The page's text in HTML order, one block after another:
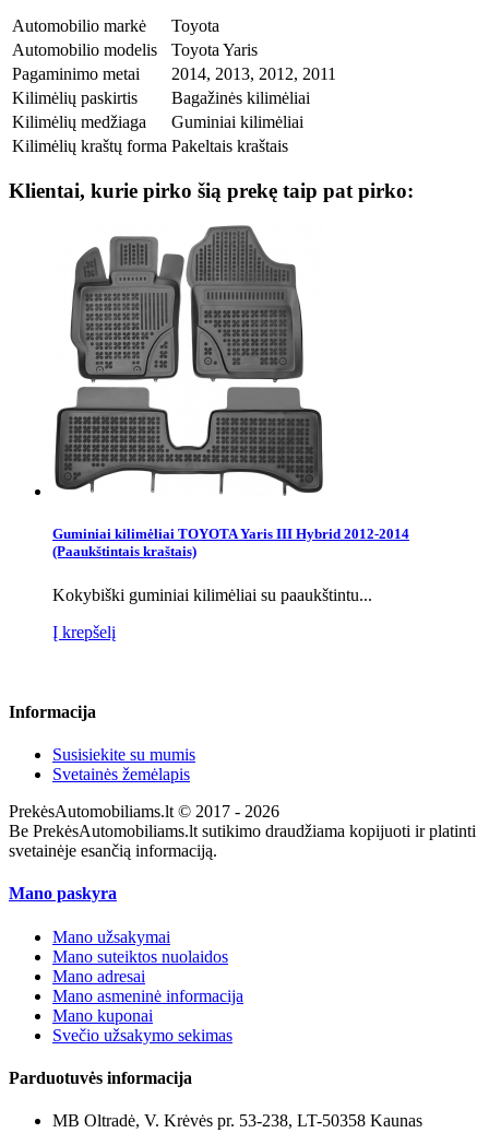
Automobilio markė
Toyota
Automobilio modelis
Toyota Yaris
Pagaminimo metai
2014, 2013, 2012, 2011
Kilimėlių paskirtis
Bagažinės kilimėliai
Kilimėlių medžiaga
Guminiai kilimėliai
Kilimėlių kraštų forma Pakeltais kraštais
Klientai, kurie pirko šią prekę taip pat pirko:
Guminiai kilimėliai TOYOTA Yaris III Hybrid 2012-2014
(Paaukštintais kraštais)
Kokybiški guminiai kilimėliai su paaukštintu...
Į krepšelį
Informacija
Susisiekite su mumis
Svetainės žemėlapis
PrekėsAutomobiliams.lt © 2017 - 2026
Be PrekėsAutomobiliams.lt sutikimo draudžiama kopijuoti ir platinti
svetainėje esančią informaciją.
Mano paskyra
Mano užsakymai
Mano suteiktos nuolaidos
Mano adresai
Mano asmeninė informacija
Mano kuponai
Svečio užsakymo sekimas
Parduotuvės informacija
MB Oltradė, V. Krėvės pr. 53-238, LT-50358 Kaunas